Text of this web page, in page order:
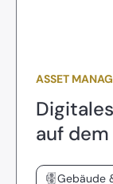
ASSET
auf